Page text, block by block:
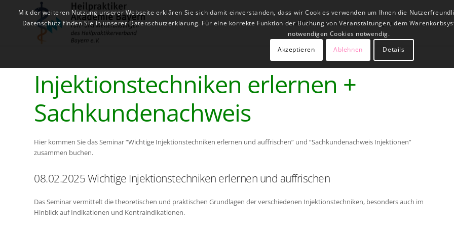
Qualifizierende Fachausbildungen Fachseminare
Injektionstechniken erlernen +
Sachkundenachweis
Hier kommen Sie das Seminar “Wichtige Injektionstechniken erlernen und auffrischen” und “Sachkundenachweis Injektionen”
zusammen buchen.
08.02.2025 Wichtige Injektionstechniken erlernen und auffrischen
Das Seminar vermittelt die theoretischen und praktischen Grundlagen der verschiedenen Injektionstechniken, besonders auch im
Hinblick auf Indikationen und Kontraindikationen.
Mit der weiteren Nutzung unserer Webseite erklären Sie sich damit einverstanden, dass wir Cookies verwenden um Ihnen die
Datenschutz finden Sie in unserer Datenschutzerklärung. Für eine korrekte Funktion der Buchung von Veranstaltungen, dem
notwendigen Cookies notwendig.
Akzeptieren
Ablehnen Details